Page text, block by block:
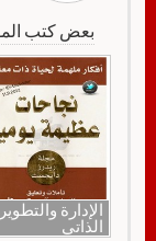
بعض كتب
الإدارة والتطوير
الذاتي